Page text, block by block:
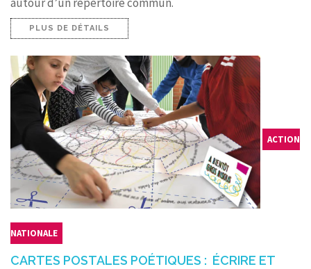
PLUS DE DÉTAILS
ACTION
NATIONALE
CARTES POSTALES POÉTIQUES : ÉCRIRE ET